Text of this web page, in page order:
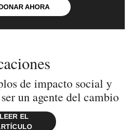
AHORA
de impacto social y
un agente del cambio
LEER EL